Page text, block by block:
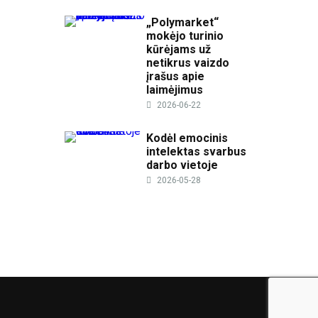
„Polymarket“
mokėjo turinio
kūrėjams už
netikrus vaizdo
įrašus apie
laimėjimus
2026-06-22
Kodėl emocinis
intelektas svarbus
darbo vietoje
2026-05-28